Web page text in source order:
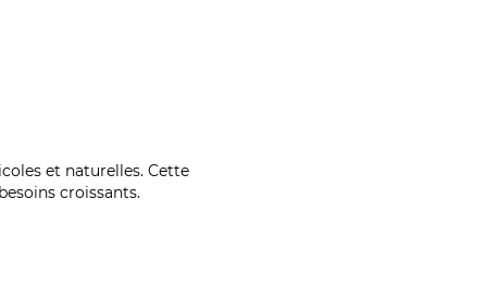
et naturelles. Cette
croissants.